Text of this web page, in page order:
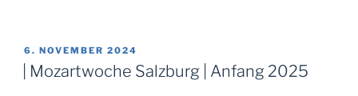
der
Mitte
VERÖFFENTLICHT
AM
6. NOVEMBER 2024
| Mozartwoche Salzburg | Anfang 2025